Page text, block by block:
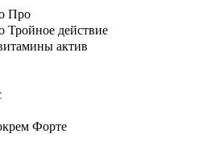
Про
действие
актив
Форте